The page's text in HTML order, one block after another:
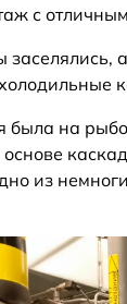
с
была на
из